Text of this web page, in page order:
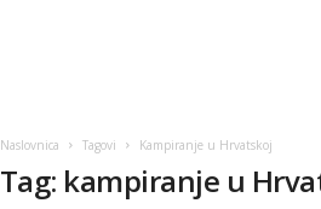
Naslovnica Tagovi Kampiranje u Hrvatskoj
Tag: kampiranje u